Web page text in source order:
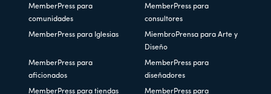
MemberPress para
comunidades
MemberPress para
consultores
MemberPress para Iglesias
MiembroPrensa para Arte y
Diseño
MemberPress para
aficionados
MemberPress para
diseñadores
MemberPress para tiendas
MemberPress para